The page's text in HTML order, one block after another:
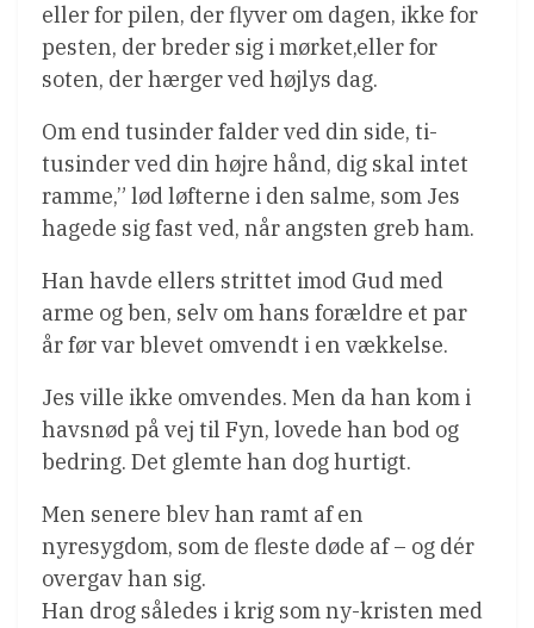
eller for pilen, der flyver om dagen, ikke for
pesten, der breder sig i mørket,eller for
soten, der hærger ved højlys dag.
Om end tusinder falder ved din side, ti-
tusinder ved din højre hånd, dig skal intet
ramme,” lød løfterne i den salme, som Jes
hagede sig fast ved, når angsten greb ham.
Han havde ellers strittet imod Gud med
arme og ben, selv om hans forældre et par
år før var blevet omvendt i en vækkelse.
Jes ville ikke omvendes. Men da han kom i
havsnød på vej til Fyn, lovede han bod og
bedring. Det glemte han dog hurtigt.
Men senere blev han ramt af en
nyresygdom, som de fleste døde af – og dér
overgav han sig.
Han drog således i krig som ny-kristen med